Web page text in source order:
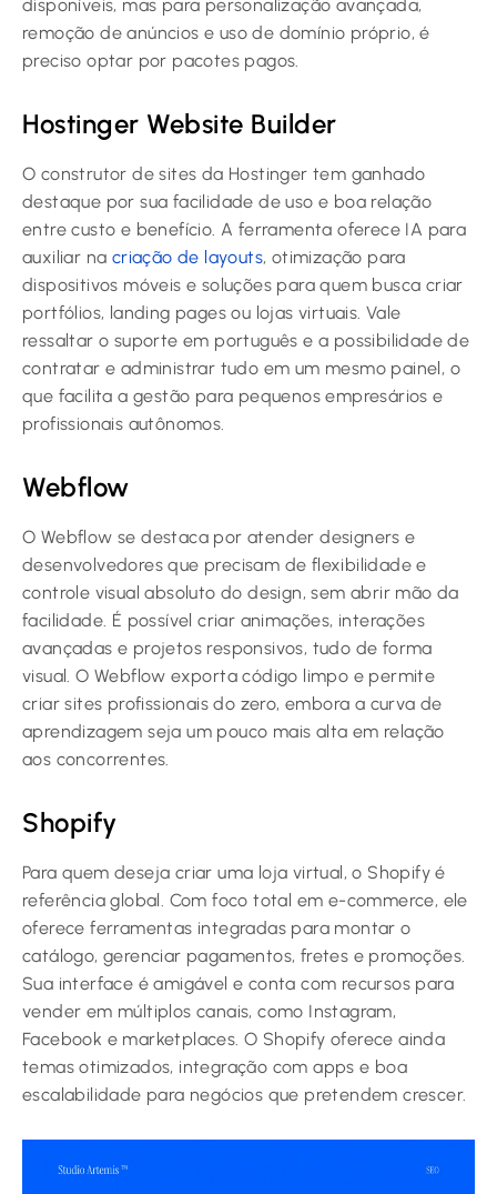
disponíveis, mas para personalização avançada,
remoção de anúncios e uso de domínio próprio, é
preciso optar por pacotes pagos.
Hostinger Website Builder
O construtor de sites da Hostinger tem ganhado
destaque por sua facilidade de uso e boa relação
entre custo e benefício. A ferramenta oferece IA para
auxiliar na criação de layouts, otimização para
dispositivos móveis e soluções para quem busca criar
portfólios, landing pages ou lojas virtuais. Vale
ressaltar o suporte em português e a possibilidade de
contratar e administrar tudo em um mesmo painel, o
que facilita a gestão para pequenos empresários e
profissionais autônomos.
Webflow
O Webflow se destaca por atender designers e
desenvolvedores que precisam de flexibilidade e
controle visual absoluto do design, sem abrir mão da
facilidade. É possível criar animações, interações
avançadas e projetos responsivos, tudo de forma
visual. O Webflow exporta código limpo e permite
criar sites profissionais do zero, embora a curva de
aprendizagem seja um pouco mais alta em relação
aos concorrentes.
Shopify
Para quem deseja criar uma loja virtual, o Shopify é
referência global. Com foco total em e-commerce, ele
oferece ferramentas integradas para montar o
catálogo, gerenciar pagamentos, fretes e promoções.
Sua interface é amigável e conta com recursos para
vender em múltiplos canais, como Instagram,
Facebook e marketplaces. O Shopify oferece ainda
temas otimizados, integração com apps e boa
escalabilidade para negócios que pretendem crescer.